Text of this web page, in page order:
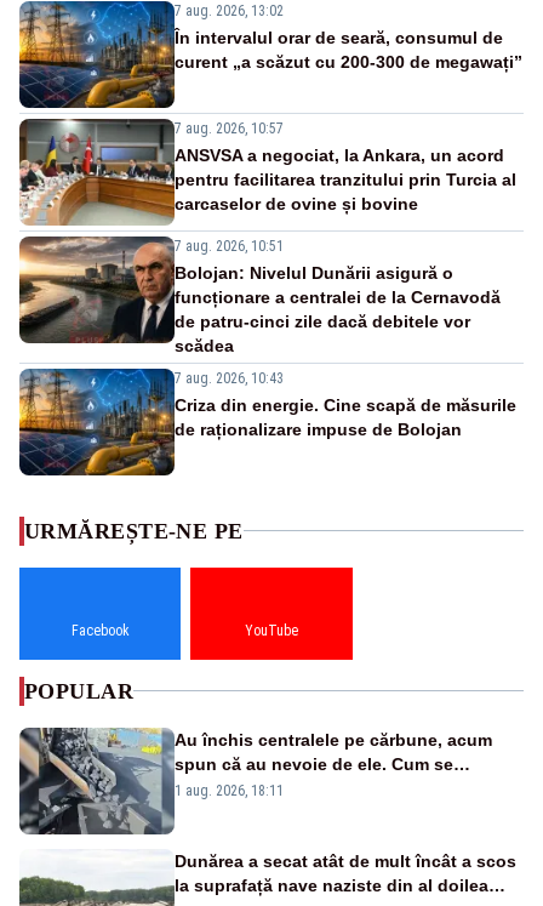
7 aug. 2026, 13:02
În intervalul orar de seară, consumul de
curent „a scăzut cu 200-300 de megawați”
7 aug. 2026, 10:57
ANSVSA a negociat, la Ankara, un acord
pentru facilitarea tranzitului prin Turcia al
carcaselor de ovine și bovine
7 aug. 2026, 10:51
Bolojan: Nivelul Dunării asigură o
funcționare a centralei de la Cernavodă
de patru-cinci zile dacă debitele vor
scădea
7 aug. 2026, 10:43
Criza din energie. Cine scapă de măsurile
de raționalizare impuse de Bolojan
URMĂREȘTE-NE PE
Facebook YouTube
POPULAR
Au închis centralele pe cărbune, acum
spun că au nevoie de ele. Cum se
pasează vina în plină criză energetică
1 aug. 2026, 18:11
Dunărea a secat atât de mult încât a scos
la suprafață nave naziste din al doilea